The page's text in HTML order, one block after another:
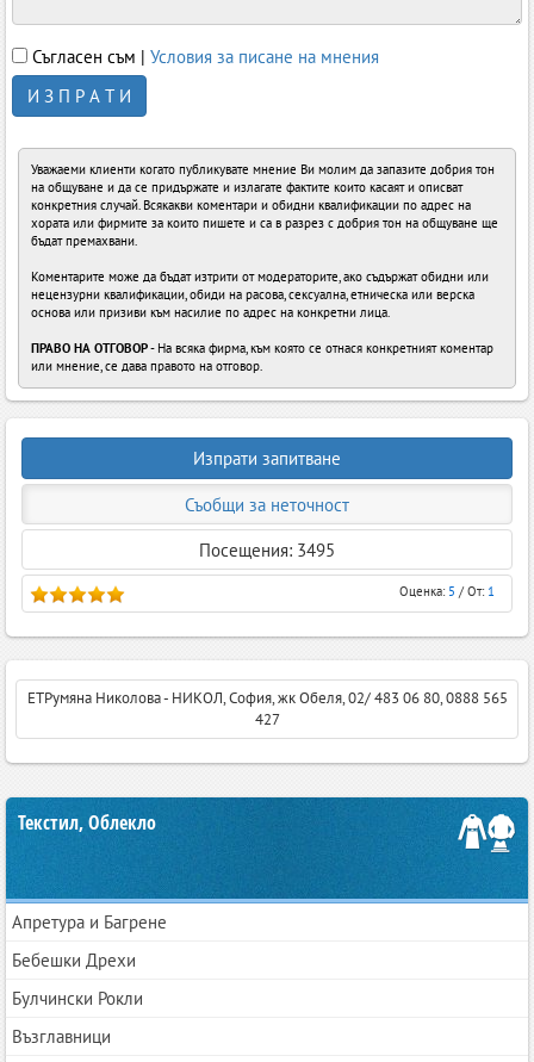
Съгласен съм | Условия за писане на мнения
И З П Р А Т И
Уважаеми клиенти когато публикувате мнение Ви молим да запазите добрия тон
на общуване и да се придържате и излагате фактите които касаят и описват
конкретния случай. Всякакви коментари и обидни квалификации по адрес на
хората или фирмите за които пишете и са в разрез с добрия тон на общуване ще
бъдат премахвани.
Коментарите може да бъдат изтрити от модераторите, ако съдържат обидни или
нецензурни квалификации, обиди на расова, сексуална, етническа или верска
основа или призиви към насилие по адрес на конкретни лица.
ПРАВО НА ОТГОВОР- На всяка фирма, към която се отнася конкретният коментар
или мнение, се дава правото на отговор.
Изпрати запитване
Съобщи за неточност
Посещения: 3495
Оценка: 5 / От: 1
ЕТРумяна Николова - НИКОЛ, София, жк Обеля, 02/ 483 06 80, 0888 565
427
Текстил, Облекло
Апретура и Багрене
Бебешки Дрехи
Булчински Рокли
Възглавници